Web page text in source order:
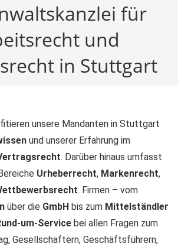
für
und
in Stuttgart
unsere Mandanten in Stuttgart
und unserer Erfahrung im
. Darüber hinaus umfasst
Urheberrecht, Markenrecht,
. Firmen – vom
über die GmbH bis zum Mittelständler
um-Service bei allen Fragen zum
Gesellschaftern, Geschäftsführern,